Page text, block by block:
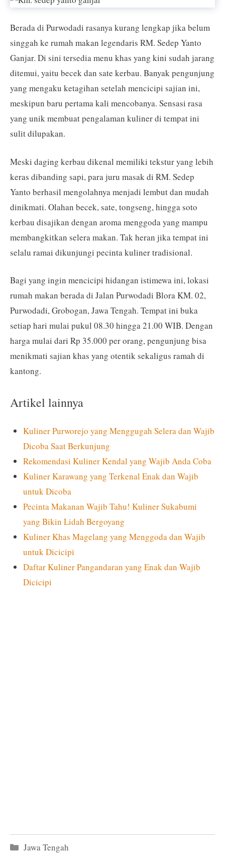
Berada di Purwodadi rasanya kurang lengkap jika belum
singgah ke rumah makan legendaris RM. Sedep Yanto
Ganjar. Di sini tersedia menu khas yang kini sudah jarang
ditemui, yaitu becek dan sate kerbau. Banyak pengunjung
yang mengaku ketagihan setelah mencicipi sajian ini,
meskipun baru pertama kali mencobanya. Sensasi rasa
yang unik membuat pengalaman kuliner di tempat ini
sulit dilupakan.
Meski daging kerbau dikenal memiliki tekstur yang lebih
keras dibanding sapi, para juru masak di RM. Sedep
Yanto berhasil mengolahnya menjadi lembut dan mudah
dinikmati. Olahan becek, sate, tongseng, hingga soto
kerbau disajikan dengan aroma menggoda yang mampu
membangkitkan selera makan. Tak heran jika tempat ini
selalu ramai dikunjungi pecinta kuliner tradisional.
Bagi yang ingin mencicipi hidangan istimewa ini, lokasi
rumah makan berada di Jalan Purwodadi Blora KM. 02,
Purwodadi, Grobogan, Jawa Tengah. Tempat ini buka
setiap hari mulai pukul 08.30 hingga 21.00 WIB. Dengan
harga mulai dari Rp 35.000 per orang, pengunjung bisa
menikmati sajian khas yang otentik sekaligus ramah di
kantong.
Artikel lainnya
Kuliner Purworejo yang Menggugah Selera dan Wajib
Dicoba Saat Berkunjung
Rekomendasi Kuliner Kendal yang Wajib Anda Coba
Kuliner Karawang yang Terkenal Enak dan Wajib
untuk Dicoba
Pecinta Makanan Wajib Tahu! Kuliner Sukabumi
yang Bikin Lidah Bergoyang
Kuliner Khas Magelang yang Menggoda dan Wajib
untuk Dicicipi
Daftar Kuliner Pangandaran yang Enak dan Wajib
Dicicipi
Kategori
Jawa Tengah